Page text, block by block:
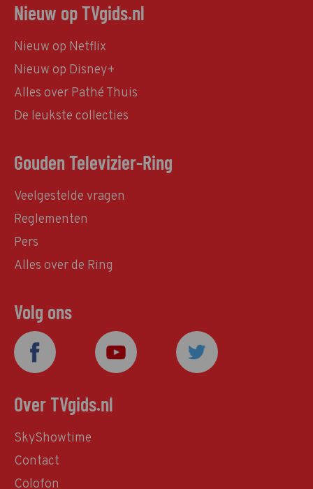
Nieuw op TVgids.nl
Nieuw op Netflix
Nieuw op Disney+
Alles over Pathé Thuis
De leukste collecties
Gouden Televizier-Ring
Veelgestelde vragen
Reglementen
Pers
Alles over de Ring
Volg ons
Over TVgids.nl
SkyShowtime
Contact
Colofon